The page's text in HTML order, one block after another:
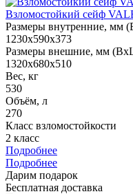
Взломостойкий сейф
Размеры внутренние, мм
1230x590x373
Размеры внешние, мм
1320x680x510
Вес, кг
530
Объём, л
270
Класс взломостойкости
2 класс
Подробнее
Подробнее
Дарим подарок
Бесплатная доставка